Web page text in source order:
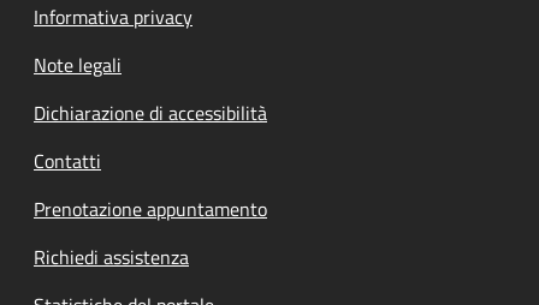
Informativa privacy
Note legali
Dichiarazione di accessibilità
Contatti
Prenotazione appuntamento
Richiedi assistenza